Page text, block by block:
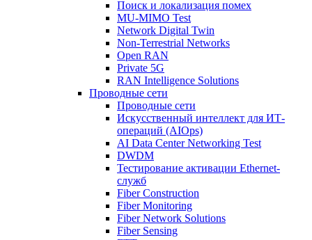
Поиск и локализация помех
MU-MIMO Test
Network Digital Twin
Non-Terrestrial Networks
Open RAN
Private 5G
RAN Intelligence Solutions
Проводные сети
Проводные сети
Искусственный интеллект для ИТ-
операций (AIOps)
AI Data Center Networking Test
DWDM
Тестирование активации Ethernet-
служб
Fiber Construction
Fiber Monitoring
Fiber Network Solutions
Fiber Sensing